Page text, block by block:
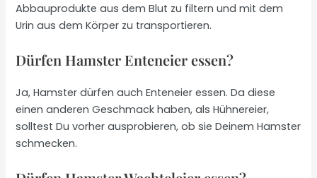
Abbauprodukte aus dem Blut zu filtern und mit dem
Urin aus dem Körper zu transportieren.
Dürfen Hamster Enteneier essen?
Ja, Hamster dürfen auch Enteneier essen. Da diese
einen anderen Geschmack haben, als Hühnereier,
solltest Du vorher ausprobieren, ob sie Deinem Hamster
schmecken.